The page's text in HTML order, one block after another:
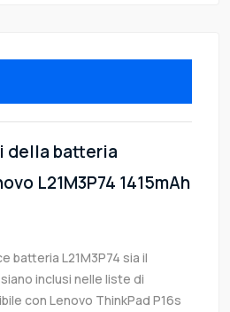
della batteria
L21M3P74 1415mAh
batteria L21M3P74 sia il
inclusi nelle liste di
con Lenovo ThinkPad P16s